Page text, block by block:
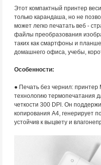
Этот компактный принтер
только карандаша, но не
может легко печатать веб -
файлы преобразования
таких как смартфоны и
домашнего офиса, учебы,
Особенности:
● Печать без чернил: принтер
технологию термопечатания
четкости 300 DPI. Он
копирования A4, генерирует
устойчив к выцвету и